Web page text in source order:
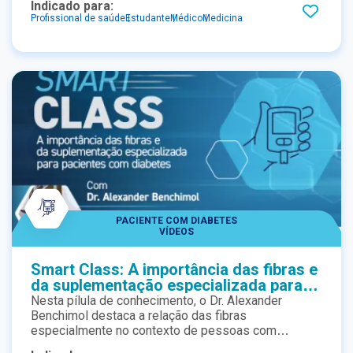
Indicado para:
Profissional de saúdeEstudanteMédicoMedicina
PACIENTE COM DIABETES
VÍDEOS
Smart Class: A importância das fibras e
da suplementação especializada para
pacientes com diabetes
Nesta pílula de conhecimento, o Dr. Alexander
Benchimol destaca a relação das fibras
especialmente no contexto de pessoas com